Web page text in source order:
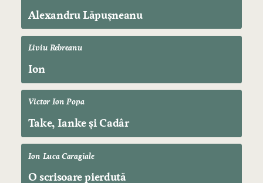
Alexandru Lăpușneanu
Liviu Rebreanu
Ion
Victor Ion Popa
Take, Ianke și Cadâr
Ion Luca Caragiale
O scrisoare pierdută